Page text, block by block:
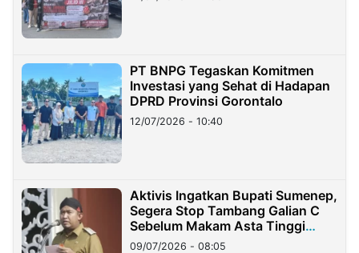
PT BNPG Tegaskan Komitmen
Investasi yang Sehat di Hadapan
DPRD Provinsi Gorontalo
12/07/2026 - 10:40
Aktivis Ingatkan Bupati Sumenep,
Segera Stop Tambang Galian C
Sebelum Makam Asta Tinggi
Longsor
09/07/2026 - 08:05